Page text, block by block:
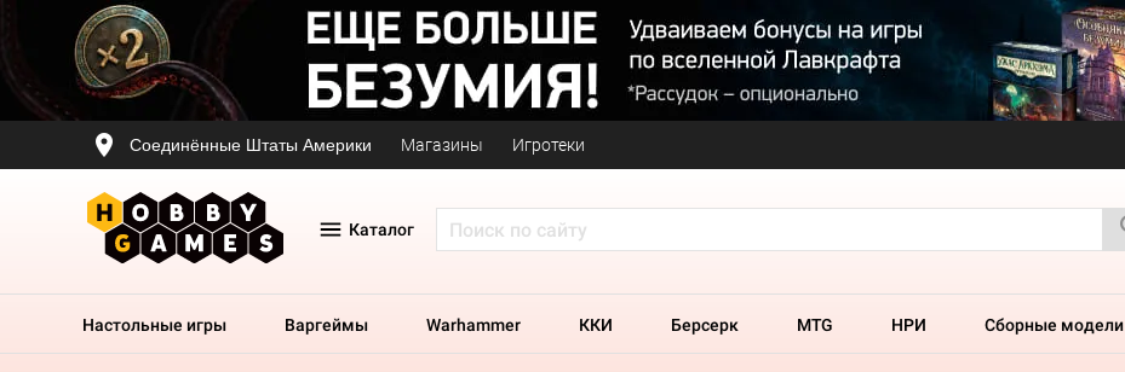
Соединённые Штаты Америки Магазины Игротеки
Каталог
Настольные игры Варгеймы Warhammer ККИ Берсерк MTG НРИ Сборные модели